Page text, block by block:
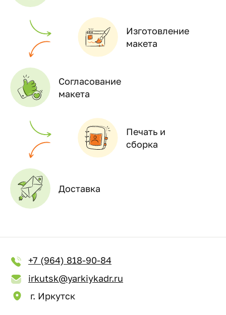
Изготовление
макета
Согласование
макета
Печать и
сборка
Доставка
+7 (964) 818-90-84
irkutsk@yarkiykadr.ru
г. Иркутск